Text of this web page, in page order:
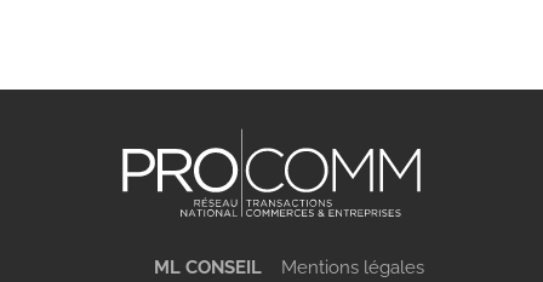
ML CONSEIL
Mentions légales